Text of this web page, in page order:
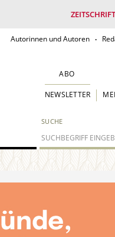
Autorinnen und Autoren
SUCHE
ABO
NEWSLETTER